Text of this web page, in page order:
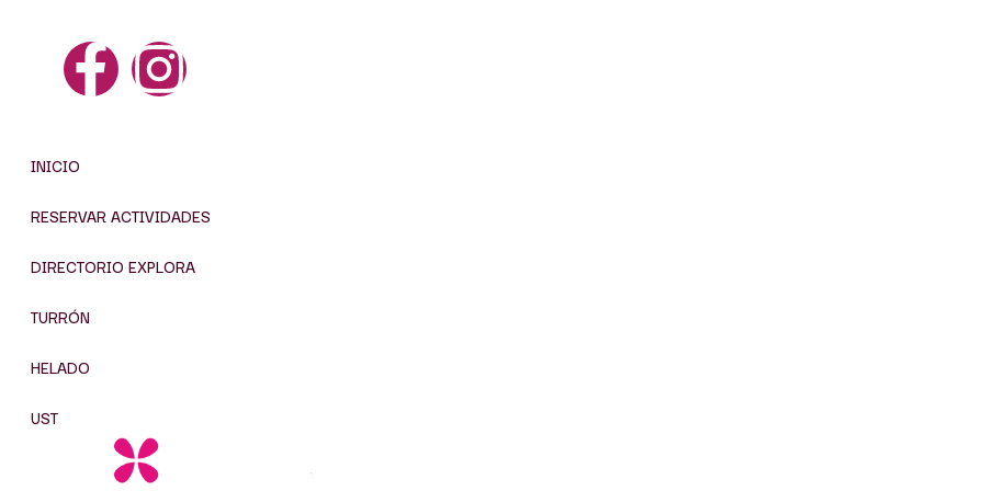
INICIO
RESERVAR ACTIVIDADES
DIRECTORIO EXPLORA
TURRÓN
HELADO
UST